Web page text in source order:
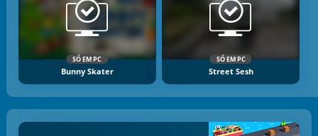
SÓ EM PC
Bunny Skater
SÓ EM PC
Street Sesh